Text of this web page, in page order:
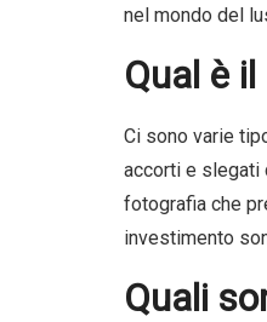
nel mondo del
Qual è
Ci sono varie
accorti e slegati
fotografia che
investimento
Quali